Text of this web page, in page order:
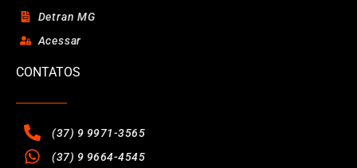
Detran MG
Acessar
CONTATOS
(37) 9 9971-3565
(37) 9 9664-4545